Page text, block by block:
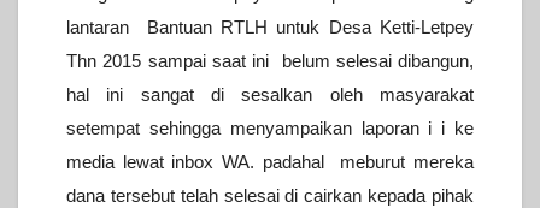
lantaran Bantuan RTLH untuk Desa Ketti-Letpey
Thn 2015 sampai saat ini belum selesai dibangun,
hal ini sangat di sesalkan oleh masyarakat
setempat sehingga menyampaikan laporan i i ke
media lewat inbox WA. padahal meburut mereka
dana tersebut telah selesai di cairkan kepada pihak